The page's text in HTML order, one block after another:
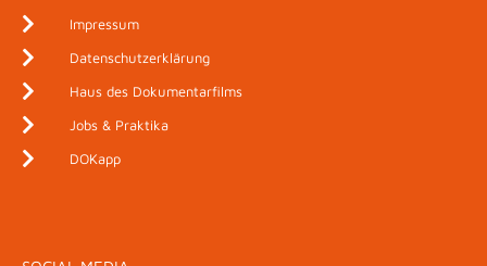
Impressum
Datenschutzerklärung
Haus des Dokumentarfilms
Jobs & Praktika
DOKapp